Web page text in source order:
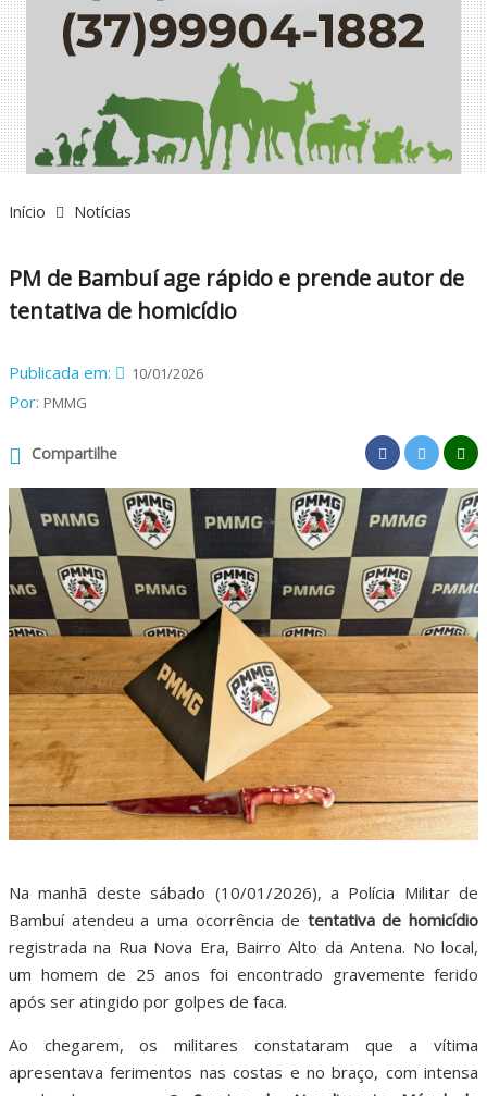
tentativa de homicídio
Por: PMMG
Bambuí atendeu a uma ocorrência detentativa de homicídio
registrada na Rua Nova Era, Bairro Alto da Antena. No local,
um homem de 25 anos foi encontrado gravemente ferido
após ser atingido por golpes de faca.
apresentava ferimentos nas costas e no braço, com intensa
perda de sangue. O Serviço de Atendimento Móvel de